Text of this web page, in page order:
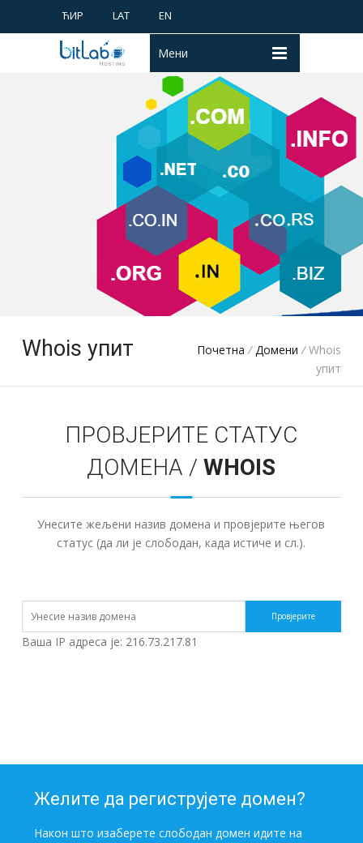
ЋИР LAT EN
Мени
Whois упит Почетна / Домени /Whois
упит
ПРОВЈЕРИТЕ СТАТУС
ДОМЕНА /WHOIS
Унесите жељени назив домена и провјерите његов
статус (да ли је слободан, када истиче и сл.).
Ваша IP адреса је: 216.73.217.81
Желите да региструјете домен?
Након што изаберете слободан домен идите на